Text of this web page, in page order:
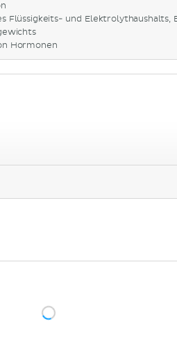
Flüssigkeits- und Elektrolythaushalts,
Hormonen